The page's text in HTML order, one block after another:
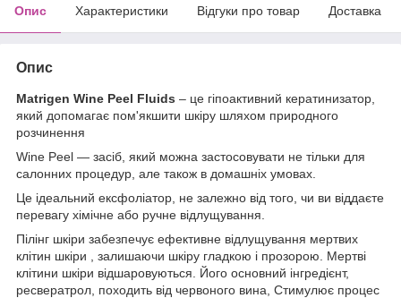
Опис Характеристики Відгуки про товар Доставка
Опис
Matrigen Wine Peel Fluids – це гіпоактивний кератинизатор,
який допомагає пом'якшити шкіру шляхом природного
розчинення
Wine Peel — засіб, який можна застосовувати не тільки для
салонних процедур, але також в домашніх умовах.
Це ідеальний ексфоліатор, не залежно від того, чи ви віддаєте
перевагу хімічне або ручне відлущування.
Пілінг шкіри забезпечує ефективне відлущування мертвих
клітин шкіри , залишаючи шкіру гладкою і прозорою. Мертві
клітини шкіри відшаровуються. Його основний інгредієнт,
ресвератрол, походить від червоного вина, Стимулює процес